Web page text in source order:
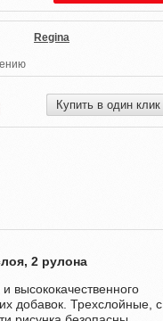
Regina
Купить в один клик
2 рулона
высококачественного
добавок. Трехслойные, с